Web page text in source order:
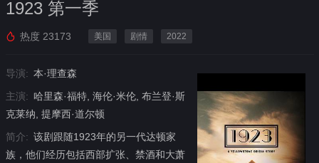
1923 第一季
热度 23173 美国 剧情 2022
导演: 本·理查森
主演: 哈里森·福特, 海伦·米伦, 布兰登·斯
克莱纳, 提摩西·道尔顿
简介: 该剧跟随1923年的另一代达顿家
族，他们经历包括西部扩张、禁酒和大萧